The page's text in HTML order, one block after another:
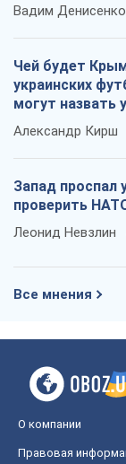
Вадим Денисенко
Чей будет
украинских
могут назвать
Александр Кирш
Запад проспал
проверить
Леонид Невзлин
Все мнения
О компании
Правовая